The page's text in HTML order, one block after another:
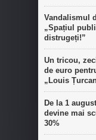
Vandalismul
„Spațiul
distrugeți!”
Un tricou,
de euro
„Louis
De la 1
devine mai
30%